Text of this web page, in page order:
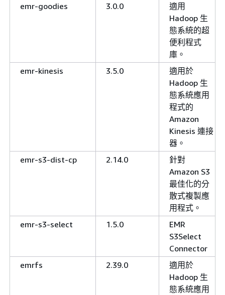
emr-goodies
3.0.0
適用
Hadoop 生
態系統的超
便利程式
庫。
emr-kinesis
3.5.0
適用於
Hadoop 生
態系統應用
程式的
Amazon
Kinesis 連接
器。
emr-s3-dist-cp
2.14.0
針對
Amazon S3
最佳化的分
散式複製應
用程式。
emr-s3-select
1.5.0
EMR
S3Select
Connector
emrfs
2.39.0
適用於
Hadoop 生
態系統應用